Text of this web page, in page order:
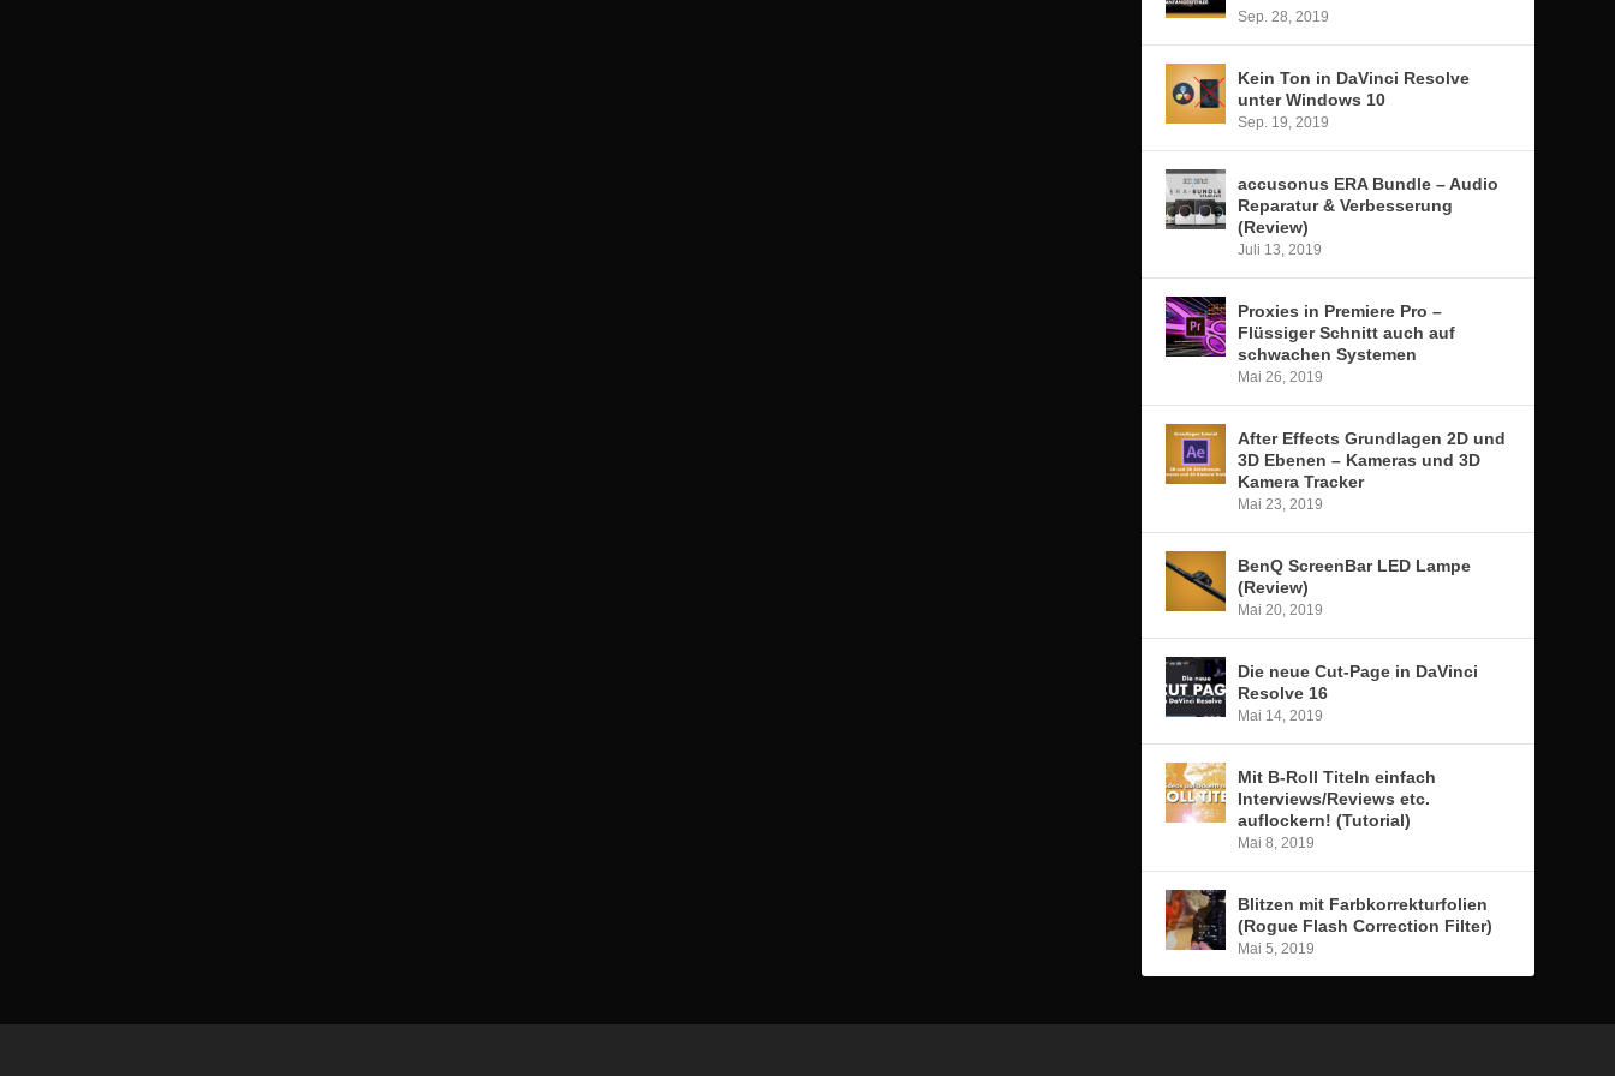
Sep. 28, 2019
Kein Ton in DaVinci Resolve
unter Windows 10
Sep. 19, 2019
accusonus ERA Bundle – Audio
Reparatur & Verbesserung
(Review)
Juli 13, 2019
Proxies in Premiere Pro –
Flüssiger Schnitt auch auf
schwachen Systemen
Mai 26, 2019
After Effects Grundlagen 2D und
3D Ebenen – Kameras und 3D
Kamera Tracker
Mai 23, 2019
BenQ ScreenBar LED Lampe
(Review)
Mai 20, 2019
Die neue Cut-Page in DaVinci
Resolve 16
Mai 14, 2019
Mit B-Roll Titeln einfach
Interviews/Reviews etc.
auflockern! (Tutorial)
Mai 8, 2019
Blitzen mit Farbkorrekturfolien
(Rogue Flash Correction Filter)
Mai 5, 2019